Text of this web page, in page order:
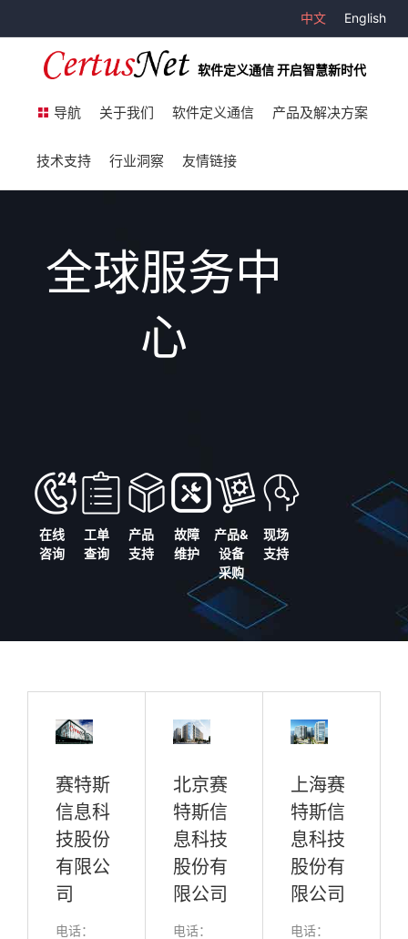
中文 English
软件定义通信 开启智慧新时代
导航 关于我们 软件定义通信 产品及解决方案
技术支持 行业洞察 友情链接
全球服务中
心
在线
咨询
工单
查询
产品
支持
故障
维护
产品&
设备
采购
现场
支持
赛特斯
信息科
技股份
有限公
司
电话：
北京赛
特斯信
息科技
股份有
限公司
电话：
上海赛
特斯信
息科技
股份有
限公司
电话：